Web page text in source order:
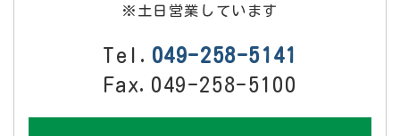
※土日営業しています
Tel. 049-258-5141
Fax.049-258-5100